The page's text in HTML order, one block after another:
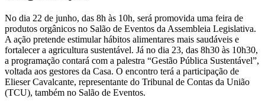
No dia 22 de junho, das 8h às 10h, será promovida uma feira de
produtos orgânicos no Salão de Eventos da Assembleia Legislativa.
A ação pretende estimular hábitos alimentares mais saudáveis e
fortalecer a agricultura sustentável. Já no dia 23, das 8h30 às 10h30,
a programação contará com a palestra “Gestão Pública Sustentável”,
voltada aos gestores da Casa. O encontro terá a participação de
Elieser Cavalcante, representante do Tribunal de Contas da União
(TCU), também no Salão de Eventos.